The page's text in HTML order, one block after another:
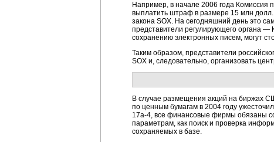
Например, в начале 2006 года
выплатить штраф в размере 15 млн
закона SOX. На сегодняшний день это
представители регулирующего органа
сохранению электронных писем, могут
Таким образом, представители
SOX и, следовательно, организовать
В случае размещения акций на биржах
по ценным бумагам в 2004 году
17a-4, все финансовые фирмы обязаны
параметрам, как поиск и проверка
сохраняемых в базе.